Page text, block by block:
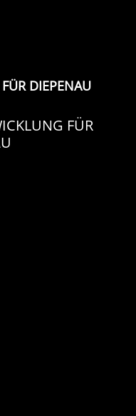
DIEPENAU
FÜR